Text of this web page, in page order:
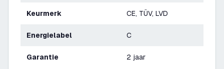
Keurmerk CE, TÜV, LVD
Energielabel C
Garantie 2 jaar